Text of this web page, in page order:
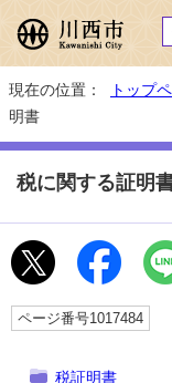
現在の位置： トップ
明書
税に関する証明
ページ番号1017484
税証明書